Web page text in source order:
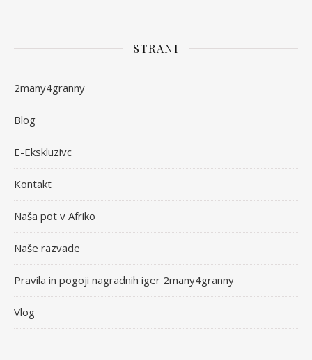
STRANI
2many4granny
Blog
E-Ekskluzivc
Kontakt
Naša pot v Afriko
Naše razvade
Pravila in pogoji nagradnih iger 2many4granny
Vlog